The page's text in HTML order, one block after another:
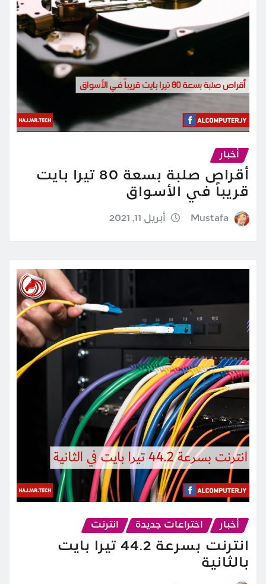
أخبار
أقراص صلبة بسعة 80 تيرا بايت
قريباً في الأسواق
Mustafa أبريل 11, 2021
أخبار اختراعات جديدة انترنت
انترنت بسرعة 44.2 تيرا بايت
بالثانية